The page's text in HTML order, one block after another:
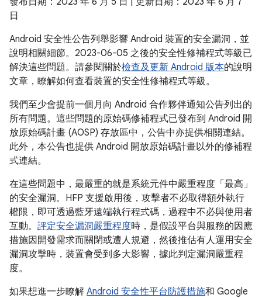
日
Android 安全性公告列舉影響 Android 裝置的安全漏洞，並
說明相關細節。2023-06-05 之後的安全性修補程式等級已
解決這些問題。請參閱關於檢查及更新 Android 版本的說明
文章，瞭解如何查看裝置的安全性修補程式等級。
我們至少會提前一個月向 Android 合作夥伴通知公告列出的
所有問題。這些問題的原始碼修補程式已發布到 Android 開
放原始碼計畫 (AOSP) 存放區中，公告中亦提供相關連結。
此外，本公告也提供 Android 開放原始碼計畫以外的修補程
式連結。
在這些問題中，最嚴重的就是系統元件中嚴重程度「最高」
的安全漏洞。HFP 支援啟用後，攻擊者不必取得額外執行
權限，即可透過藍牙遠端執行程式碼，過程中不必與使用者
互動。 評定安全漏洞嚴重程度時，是假設平台與服務的因應
措施因開發需求而關閉或遭人規避，然後推估有人運用安全
漏洞攻擊時，裝置會受到多大影響，據此判定漏洞嚴重程
度。
如果想進一步瞭解 Android 安全性平台防護措施和 Google